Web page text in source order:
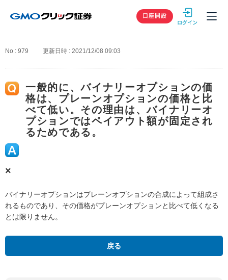
GMOクリック
口座開設
No : 979 更新日時 : 2021/12/08 09:03
一般的に、バイナリーオプションの価
格は、プレーンオプションの価格と比
べて低い。その理由は、バイナリーオ
プションではペイアウト額が固定され
るためである。
×
バイナリーオプションはプレーンオプションの合成によって組成さ
れるものであり、その価格がプレーンオプションと比べて低くなる
とは限りません。
戻る